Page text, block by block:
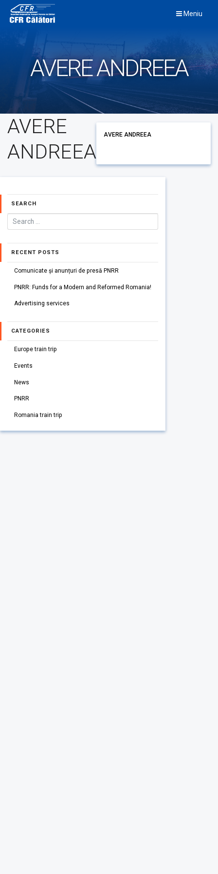
content
Meniu
AVERE ANDREEA
AVERE
ANDREEA
AVERE ANDREEA
SEARCH
RECENT POSTS
Comunicate și anunțuri de presă PNRR
PNRR: Funds for a Modern and Reformed Romania!
Advertising services
CATEGORIES
Europe train trip
Events
News
PNRR
Romania train trip